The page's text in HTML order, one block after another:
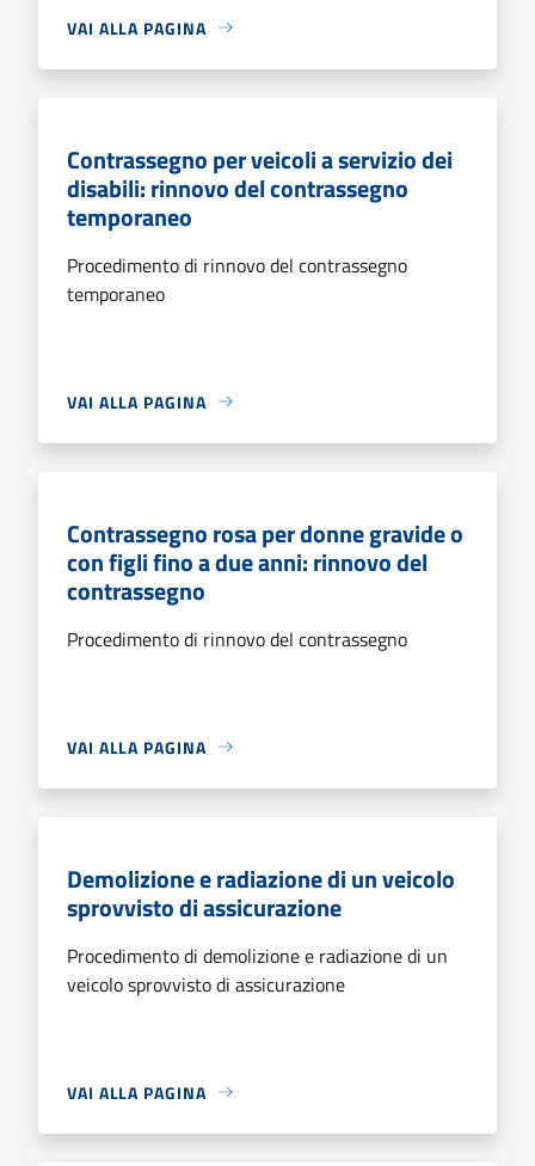
VAI ALLA PAGINA
Contrassegno per veicoli a servizio dei
disabili: rinnovo del contrassegno
temporaneo
Procedimento di rinnovo del contrassegno
temporaneo
VAI ALLA PAGINA
Contrassegno rosa per donne gravide o
con figli fino a due anni: rinnovo del
contrassegno
Procedimento di rinnovo del contrassegno
VAI ALLA PAGINA
Demolizione e radiazione di un veicolo
sprovvisto di assicurazione
Procedimento di demolizione e radiazione di un
veicolo sprovvisto di assicurazione
VAI ALLA PAGINA